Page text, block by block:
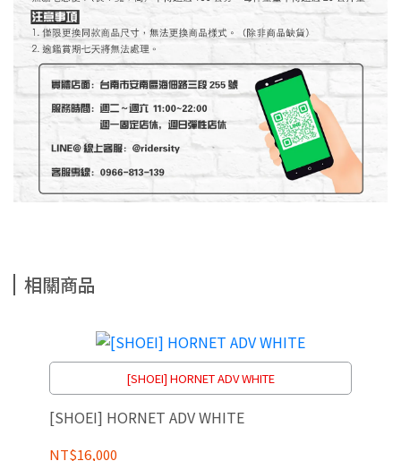
相關商品
[SHOEI] HORNET ADV WHITE
[SHOEI] HORNET ADV WHITE
NT$16,000